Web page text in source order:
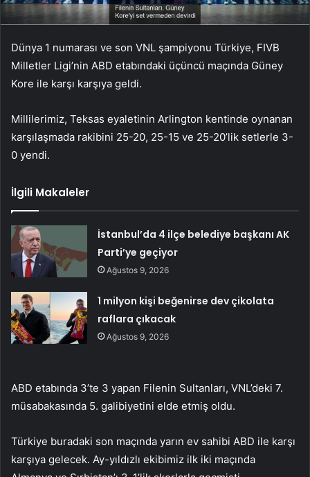
Dünya 1 numarası ve son VNL şampiyonu Türkiye, FIVB
Milletler Ligi’nin ABD etabındaki üçüncü maçında Güney
Kore ile karşı karşıya geldi.
Millilerimiz, Teksas eyaletinin Arlington kentinde oynanan
karşılaşmada rakibini 25-20, 25-15 ve 25-20’lik setlerle 3-
0 yendi.
İlgili Makaleler
İstanbul’da 4 ilçe belediye başkanı AK
Parti’ye geçiyor
Ağustos 9, 2026
1 milyon kişi beğenirse dev çikolata
raflara çıkacak
Ağustos 9, 2026
ABD etabında 3’te 3 yapan Filenin Sultanları, VNL’deki 7.
müsabakasında 5. galibiyetini elde etmiş oldu.
Türkiye buradaki son maçında yarın ev sahibi ABD ile karşı
karşıya gelecek. Ay-yıldızlı ekibimiz ilk iki maçında